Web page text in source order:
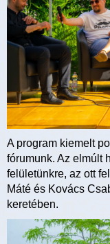
A program kiemelt
fórumunk. Az elmúlt
felületünkre, az ott
Máté és Kovács
keretében.